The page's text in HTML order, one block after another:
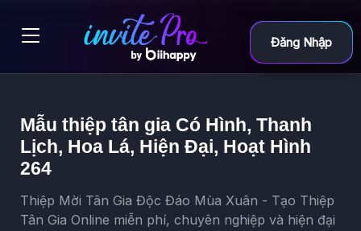
Đăng Nhập
Mẫu thiệp tân gia Có Hình, Thanh
Lịch, Hoa Lá, Hiện Đại, Hoạt Hình
264
Thiệp Mời Tân Gia Độc Đáo Mùa Xuân - Tạo Thiệp
Tân Gia Online miễn phí, chuyên nghiệp và hiện đại